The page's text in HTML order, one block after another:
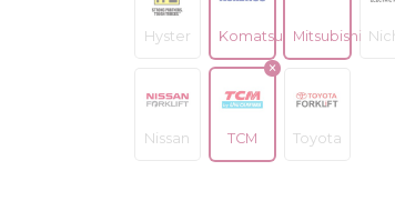
Hyster Komatsu Mitsubishi
Nissan TCM Toyota